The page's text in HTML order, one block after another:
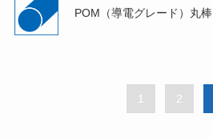
POM（導電グレード）丸棒
1 2